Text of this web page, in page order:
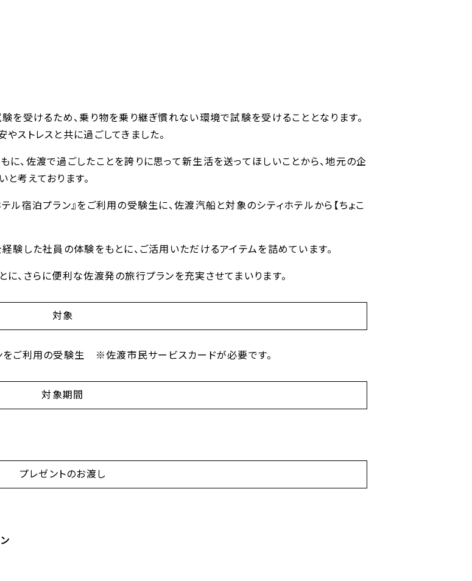
を受けるため、乗り物を乗り継ぎ慣れない環境で試験を受けることとなります。
ストレスと共に過ごしてきました。
、佐渡で過ごしたことを誇りに思って新生活を送ってほしいことから、地元の企
考えております。
ル宿泊プラン』をご利用の受験生に、佐渡汽船と対象のシティホテルから【ちょこ
験した社員の体験をもとに、ご活用いただけるアイテムを詰めています。
、さらに便利な佐渡発の旅行プランを充実させてまいります。
対象
をご利用の受験生 ※佐渡市民サービスカードが必要です。
対象期間
プレゼントのお渡し